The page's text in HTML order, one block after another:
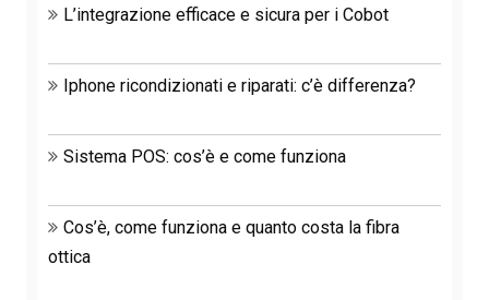
L’integrazione efficace e sicura per i Cobot
Iphone ricondizionati e riparati: c’è differenza?
Sistema POS: cos’è e come funziona
Cos’è, come funziona e quanto costa la fibra
ottica